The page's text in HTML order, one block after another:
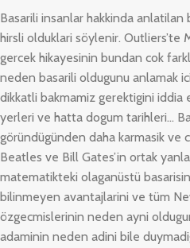
Basarili insanlar hakkinda
hirsli olduklari söylenir. Outliers’te
gercek hikayesinin bundan cok
neden basarili oldugunu anlamak
dikkatli bakmamiz gerektigini iddia
yerleri ve hatta dogum tarihleri…
göründügünden daha karmasik ve
Beatles ve Bill Gates’in ortak
matematikteki olaganüstü
bilinmeyen avantajlarini ve tüm
özgecmislerinin neden ayni
adaminin neden adini bile